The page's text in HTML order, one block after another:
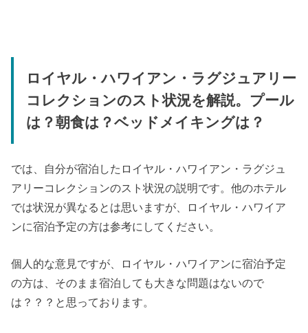
ロイヤル・ハワイアン・ラグジュアリー
コレクションのスト状況を解説。プール
は？朝食は？ベッドメイキングは？
では、自分が宿泊したロイヤル・ハワイアン・ラグジュ
アリーコレクションのスト状況の説明です。他のホテル
では状況が異なるとは思いますが、ロイヤル・ハワイア
ンに宿泊予定の方は参考にしてください。
個人的な意見ですが、ロイヤル・ハワイアンに宿泊予定
の方は、そのまま宿泊しても大きな問題はないので
は？？？と思っております。